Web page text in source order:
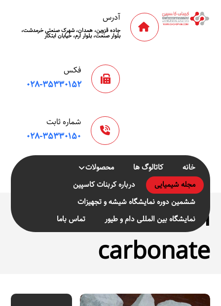
آدرس
جاده قزوین، همدان، شهرک صنعتی خرمدشت،
بلوار صنعت، بلوار ارم، خیابان ابتکار
فکس
۰۲۸-۳۵۳۳۰۱۵۲
شماره ثابت
۰۲۸-۳۵۳۳۰۱۵۰
خانه کاتالوگ ها
محصولات
مجله شیمیایی
درباره کربنات کاسپین
ششمین دوره نمایشگاه شیشه و تجهیزات
نمایشگاه بین المللی دام و طیور
تماس باما
calcium
carbonate